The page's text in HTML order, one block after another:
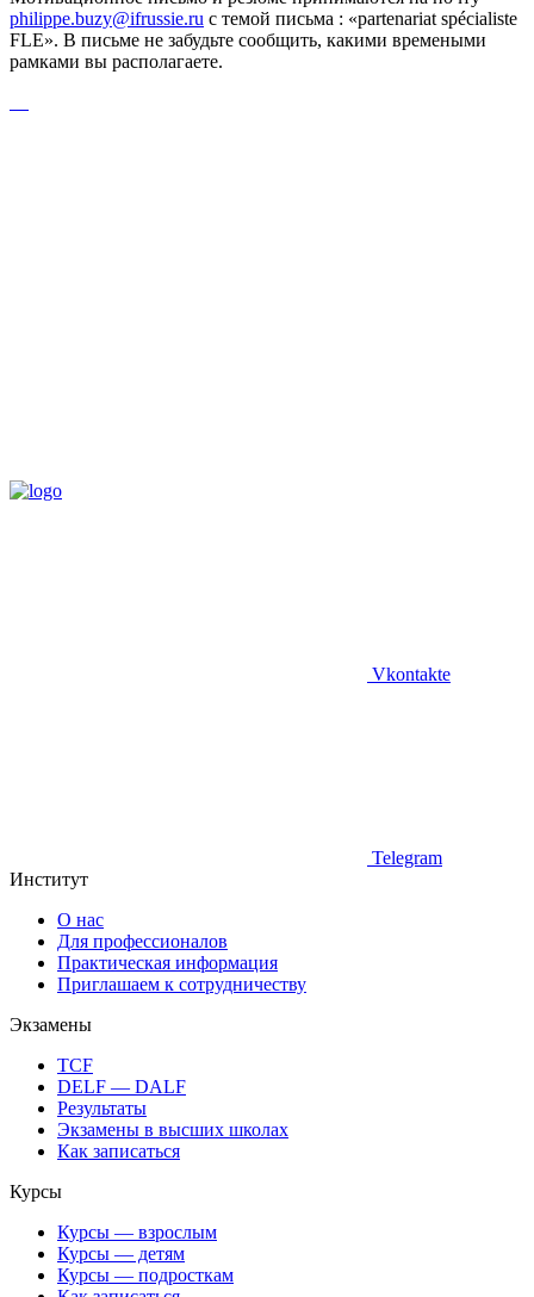
philippe.buzy@ifrussie.ru с темой письма : «partenariat spécialiste
FLE». В письме не забудьте сообщить, какими времеными
рамками вы располагаете.
Vkontakte
Telegram
Институт
О нас
Для профессионалов
Практическая информация
Приглашаем к сотрудничеству
Экзамены
TCF
DELF — DALF
Результаты
Экзамены в высших школах
Как записаться
Курсы
Курсы — взрослым
Курсы — детям
Курсы — подросткам